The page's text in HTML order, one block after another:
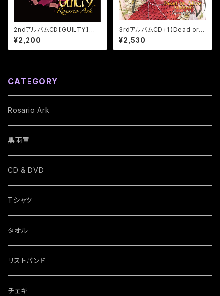
2ndアルバムCD【GUILTY】／R
osario Ark
¥2,200
3rdアルバムCD+1【Dead or A
live 〜Another〜】／Rosario
Ark
¥2,530
CATEGORY
Rosario Ark
黒雨軍
CD & DVD
Tシャツ
タオル
リストバンド
チェキ